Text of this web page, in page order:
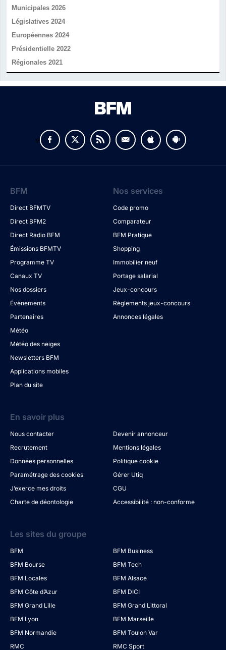
Municipales 2026
Législatives 2024
Européennes 2024
Présidentielle 2022
Régionales 2021
v
BFM
Direct BFMTV
Direct BFM2
Direct Radio BFM
Émissions BFMTV
Programme TV
Canaux TV
Nos dossiers
Évènements
Partenaires
Météo
Météo des neiges
Newsletters BFM
Applications mobiles
Plan du site
Nos services
Code promo
Comparateur
BFM Pratique
Shopping
Immobilier neuf
Portage salarial
Jeux-concours
Règlements jeux-concours
Annonces légales
En savoir plus
Nous contacter
Devenir annonceur
Recrutement
Mentions légales
Données personnelles
Politique cookie
Paramétrage des cookies
Gérer Utiq
J’exerce mes droits
CGU
Charte de déontologie
Accessibilité : non-conforme
Les sites du groupe
BFM
BFM Business
BFM Bourse
BFM Tech
BFM Locales
BFM Alsace
BFM Côte d’Azur
BFM DICI
BFM Grand Lille
BFM Grand Littoral
BFM Lyon
BFM Marseille
BFM Normandie
BFM Toulon Var
RMC
RMC Sport